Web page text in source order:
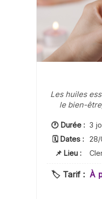
Les huiles
le bien-
🕐 Durée : 3
🗓 Dates :
28/
📌 Lieu :
🏷️ Tarif : À